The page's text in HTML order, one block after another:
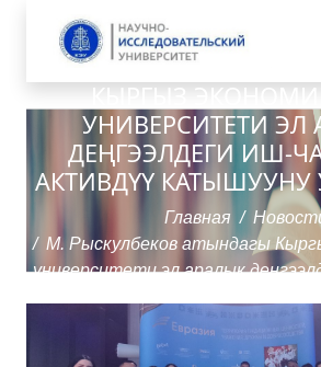
М. РЫСКУЛБЕКОВ
КЫРГЫЗ
УНИВЕРСИТЕТИ ЭЛ
ДЕҢГЭЭЛДЕГИ ИШ-
АКТИВДҮҮ КАТЫШУУНУ
Главная
М. Рыскулбеков атындагы
университети эл аралык